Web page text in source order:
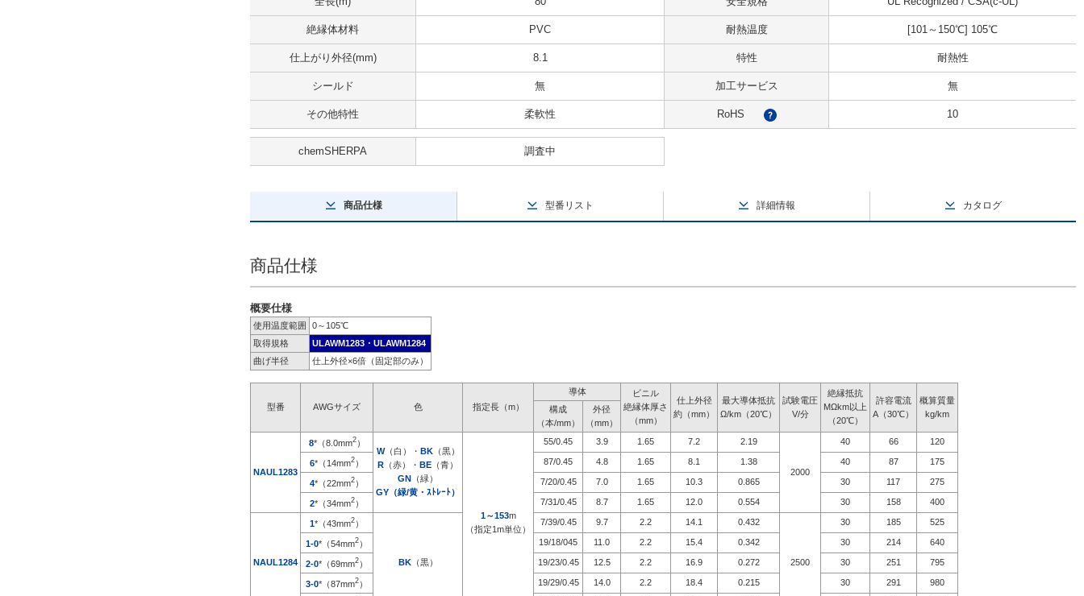
絶縁体材料 PVC 耐熱温度 [101～150℃] 105℃
仕上がり外径(mm) 8.1 特性 耐熱性
シールド 無 加工サービス 無
その他特性 柔軟性 RoHS ? 10
chemSHERPA 調査中
商品仕様 型番リスト 詳細情報 カタログ
商品仕様
概要仕様
使用温度範囲
0～105℃
取得規格
ULAWM1283・ULAWM1284
曲げ半径
仕上外径×6倍（固定部のみ）
型番 AWGサイズ 色 指定長（m）
導体
ビニル
絶縁体厚さ
（mm）
仕上外径
約（mm）
最大導体抵抗
Ω/km（20℃）
試験電圧
V/分
絶縁抵抗
MΩkm以上
（20℃）
許容電流
A（30℃）
概算質量
kg/km
構成
（本/mm）
外径
（mm）
NAUL1283
8*（8.0mm2）
W（白）・ BK（黒）
R （赤）・ BE （青）
GN （緑）
GY（緑/黄・ｽﾄﾚｰﾄ）
1～153m
（指定1m単位）
55/0.45 3.9 1.65 7.2 2.19
2000
40 66 120
6*（14mm2 ） 87/0.45 4.8 1.65 8.1 1.38 40 87 175
4*（22mm2 ） 7/20/0.45 7.0 1.65 10.3 0.865 30 117 275
2*（34mm2 ） 7/31/0.45 8.7 1.65 12.0 0.554 30 158 400
NAUL1284
1*（43mm2 ）
BK（黒）
7/39/0.45 9.7 2.2 14.1 0.432
2500
30 185 525
1-0*（54mm2 ） 19/18/045 11.0 2.2 15.4 0.342 30 214 640
2-0*（69mm2 ） 19/23/0.45 12.5 2.2 16.9 0.272 30 251 795
3-0*（87mm2 ） 19/29/0.45 14.0 2.2 18.4 0.215 30 291 980